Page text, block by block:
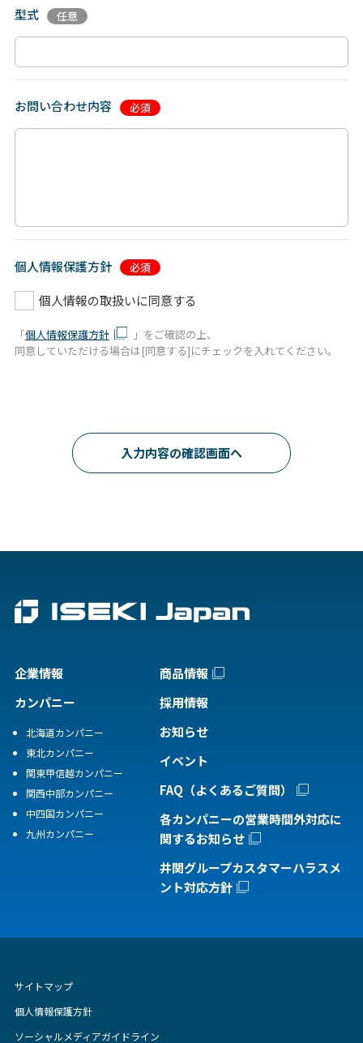
型式
お問い合わせ内容
個人情報保護方針
個人情報の取扱いに同意する
「個人情報保護方針
」をご確認の上、
同意していただける場合は[同意する]にチェックを入れてください。
入力内容の確認画面へ
企業情報
カンパニー
北海道カンパニー
東北カンパニー
関東甲信越カンパニー
関西中部カンパニー
中四国カンパニー
九州カンパニー
商品情報
採用情報
お知らせ
イベント
FAQ（よくあるご質問）
各カンパニーの営業時間外対応に
関するお知らせ
井関グループカスタマーハラスメ
ント対応方針
サイトマップ
個人情報保護方針
ソーシャルメディアガイドライン